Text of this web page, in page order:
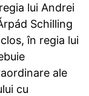
lui Andrei
Schilling
în regia lui
ale
cu